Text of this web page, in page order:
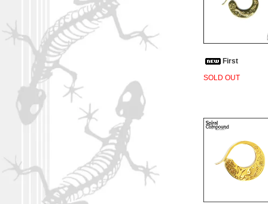
First
SOLD OUT